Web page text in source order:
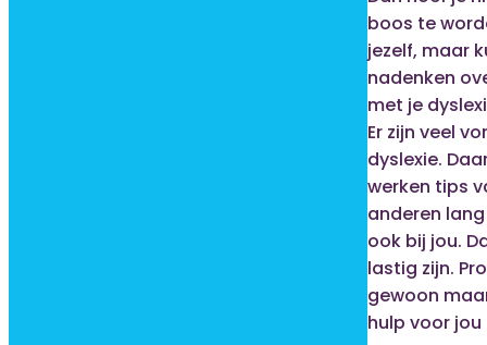
boos te
jezelf, maar
nadenken
met je
Er zijn veel
dyslexie.
werken tips
anderen
ook bij jou.
lastig zijn.
gewoon
hulp voor